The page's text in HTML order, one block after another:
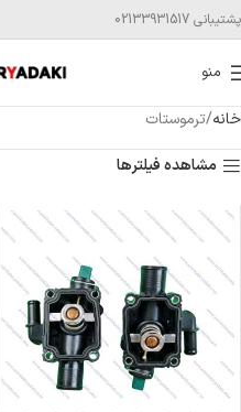
پشتیبانی 02133931517
منو
خانه ترموستات
مشاهده فیلترها